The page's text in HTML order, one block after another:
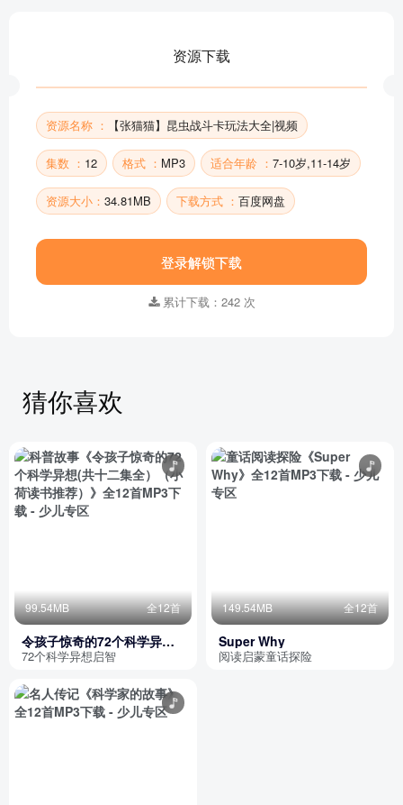
资源下载
资源名称 ： 【张猫猫】昆虫战斗卡玩法大全|视频
集数 ： 12 格式 ： MP3 适合年龄 ： 7-10岁,11-14岁
资源大小： 34.81MB 下载方式 ： 百度网盘
登录解锁下载
累计下载：242 次
猜你喜欢
99.54MB 全12首
令孩子惊奇的72个科学异想
(共十二集全）（小荷读书推
荐）
72个科学异想启智
149.54MB 全12首
Super Why
阅读启蒙童话探险